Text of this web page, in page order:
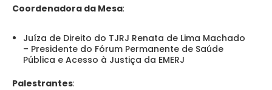
Coordenadora da Mesa:
Juíza de Direito do TJRJ Renata de Lima Machado
– Presidente do Fórum Permanente de Saúde
Pública e Acesso à Justiça da EMERJ
Palestrantes: